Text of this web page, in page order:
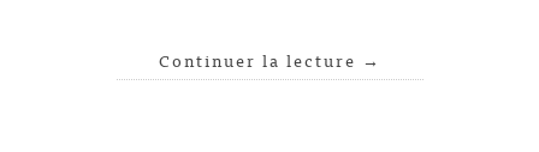
Continuer la lecture →